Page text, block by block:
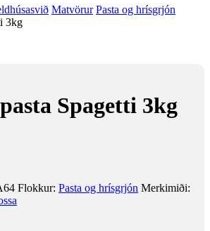
Matvörur Pasta og hrísgrjón
3kg
Spagetti 3kg
Flokkur: Pasta og hrísgrjón Merkimiði: